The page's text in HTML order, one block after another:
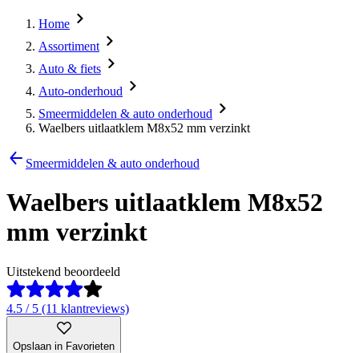
Home
Assortiment
Auto & fiets
Auto-onderhoud
Smeermiddelen & auto onderhoud
Waelbers uitlaatklem M8x52 mm verzinkt
Smeermiddelen & auto onderhoud
Waelbers uitlaatklem M8x52
mm verzinkt
Uitstekend beoordeeld
4.5 / 5 (11 klantreviews)
Opslaan in Favorieten